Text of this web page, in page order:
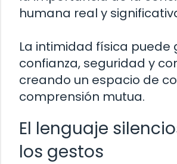
humana real y
La intimidad física puede
confianza, seguridad y
creando un espacio de
comprensión mutua.
El lenguaje
los gestos